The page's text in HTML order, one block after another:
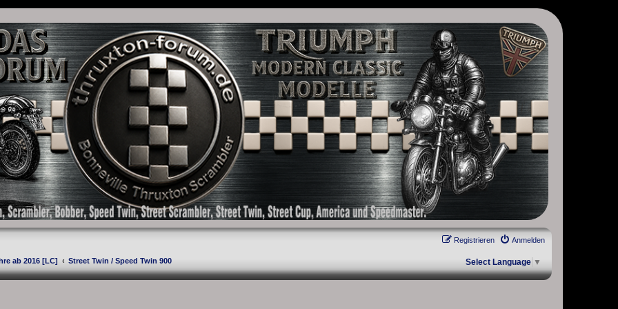
Forum für die New Bonneville Baureihen ab BJ 2001. Triumph Bonneville, Thruxton, Scrambler, Bobber, Speed Twin, Street Scrambler, Street Twin,
Anmelden
Registrieren
ab 2016 [LC] Street Twin / Speed Twin 900 Select Language ▼